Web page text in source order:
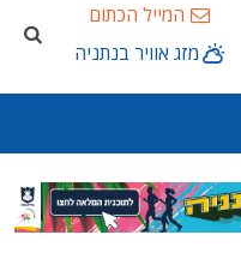
המייל הכתום
מזג אוויר בנתניה